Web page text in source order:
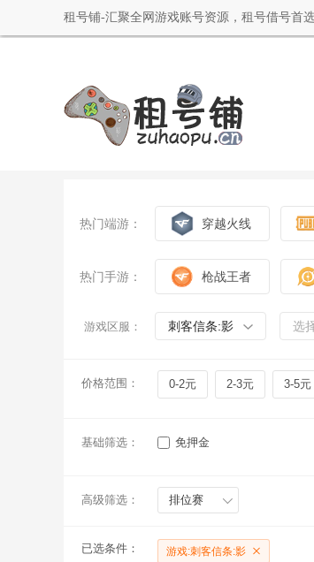
租号铺-汇聚全网游戏账号资源，租号借号首
热门端游： 穿越火线
热门手游： 枪战王者
游戏区服： 刺客信条:影 选
价格范围： 0-2元 2-3元 3-5元
基础筛选： 免押金
高级筛选： 排位赛
已选条件： 游戏:刺客信条:影